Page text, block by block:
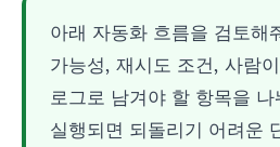
아래 자동화 흐름을 검토해
가능성, 재시도 조건, 사람
로그로 남겨야 할 항목을
실행되면 되돌리기 어려운